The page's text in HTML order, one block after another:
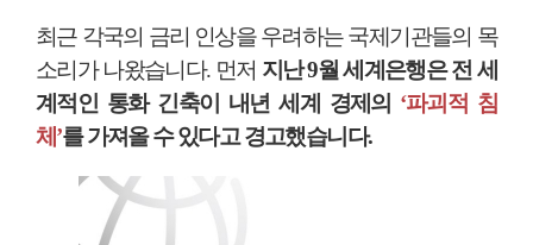
최근 각국의 금리 인상을 우려하는 국제기관들의 목
소리가 나왔습니다. 먼저 지난9월 세계은행은 전 세
계적인 통화 긴축이 내년 세계 경제의 ‘파괴적 침
체’를가져올 수 있다고 경고했습니다.